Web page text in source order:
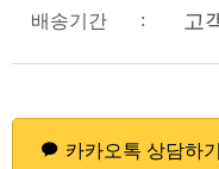
배송기간 : 고
카카오톡 상담하기